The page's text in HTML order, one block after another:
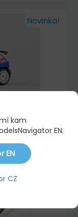
Novinka!
kam
EN.
EN
CZ